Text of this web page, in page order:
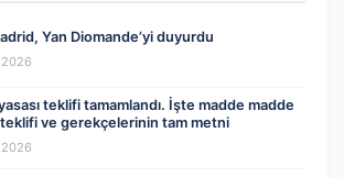
Yan Diomande’yi duyurdu
teklifi tamamlandı. İşte madde madde
ve gerekçelerinin tam metni